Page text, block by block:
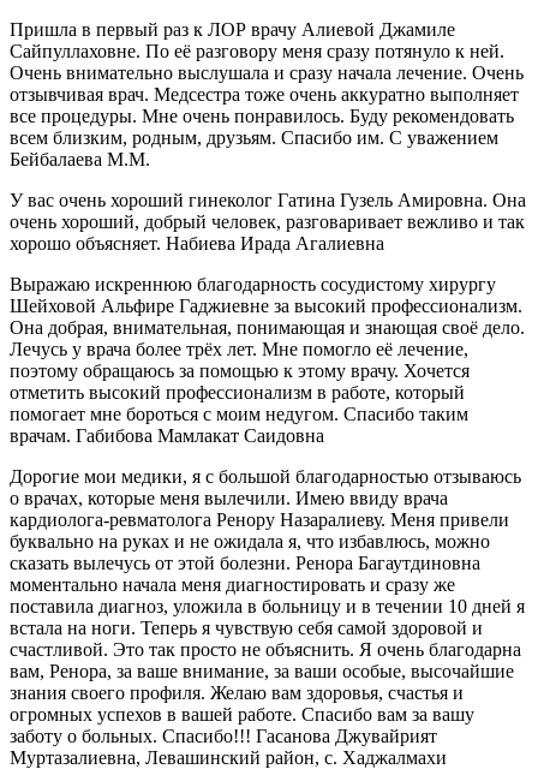
Пришла в первый раз к ЛОР врачу Алиевой Джамиле
Сайпуллаховне. По её разговору меня сразу потянуло к ней.
Очень внимательно выслушала и сразу начала лечение. Очень
отзывчивая врач. Медсестра тоже очень аккуратно выполняет
все процедуры. Мне очень понравилось. Буду рекомендовать
всем близким, родным, друзьям. Спасибо им. С уважением
Бейбалаева М.М.
У вас очень хороший гинеколог Гатина Гузель Амировна. Она
очень хороший, добрый человек, разговаривает вежливо и так
хорошо объясняет. Набиева Ирада Агалиевна
Выражаю искреннюю благодарность сосудистому хирургу
Шейховой Альфире Гаджиевне за высокий профессионализм.
Она добрая, внимательная, понимающая и знающая своё дело.
Лечусь у врача более трёх лет. Мне помогло её лечение,
поэтому обращаюсь за помощью к этому врачу. Хочется
отметить высокий профессионализм в работе, который
помогает мне бороться с моим недугом. Спасибо таким
врачам. Габибова Мамлакат Саидовна
Дорогие мои медики, я с большой благодарностью отзываюсь
о врачах, которые меня вылечили. Имею ввиду врача
кардиолога-ревматолога Ренору Назаралиеву. Меня привели
буквально на руках и не ожидала я, что избавлюсь, можно
сказать вылечусь от этой болезни. Ренора Багаутдиновна
моментально начала меня диагностировать и сразу же
поставила диагноз, уложила в больницу и в течении 10 дней я
встала на ноги. Теперь я чувствую себя самой здоровой и
счастливой. Это так просто не объяснить. Я очень благодарна
вам, Ренора, за ваше внимание, за ваши особые, высочайшие
знания своего профиля. Желаю вам здоровья, счастья и
огромных успехов в вашей работе. Спасибо вам за вашу
заботу о больных. Спасибо!!! Гасанова Джувайрият
Муртазалиевна, Левашинский район, с. Хаджалмахи